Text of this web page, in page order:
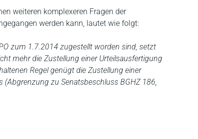
weiteren komplexeren Fragen der
werden kann, lautet wie folgt:
zum 1.7.2014 zugestellt worden sind, setzt
mehr die Zustellung einer Urteilsausfertigung
Regel genügt die Zustellung einer
zu Senatsbeschluss BGHZ 186,